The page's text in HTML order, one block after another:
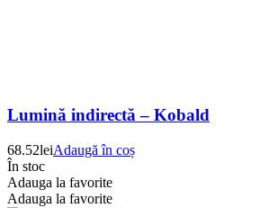
Lumină indirectă – Kobald
68.52leiAdaugă în coș
În stoc
Adauga la favorite
Adauga la favorite